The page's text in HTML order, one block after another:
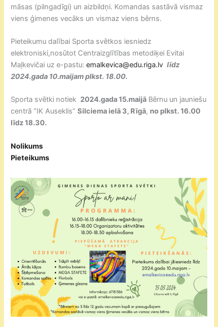
māsas (pilngadīgi) un aizbildņi. Komandas sastāvā vismaz
viens ģimenes vecāks un vismaz viens bērns.
Pieteikumu dalībai Sporta svētkos iesniedz
elektroniski,nosūtot Centraizglītības metodiķei Evitai
Maļkevičai uz e-pastu:emalkevica@edu.riga.lv līdz
2024.gada 10.maijam plkst. 18.00.
Sporta svētki notiek 2024.gada15.maijā Bērnu un jauniešu
centrā “IK Auseklis”Silciema ielā 3, Rīgā, no plkst.16.00
līdz 18.30.
Nolikums
Pieteikums